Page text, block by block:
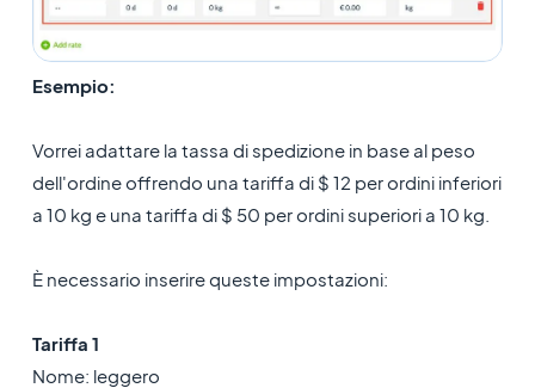
Esempio:
Vorrei adattare la tassa di spedizione in base al peso
dell'ordine offrendo una tariffa di $ 12 per ordini inferiori
a 10 kg e una tariffa di $ 50 per ordini superiori a 10 kg.
È necessario inserire queste impostazioni:
Tariffa 1
Nome: leggero